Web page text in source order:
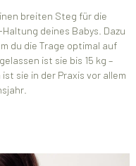
breiten Steg für die
deines Babys. Dazu
du die Trage optimal auf
ist sie bis 15 kg –
sie in der Praxis vor allem